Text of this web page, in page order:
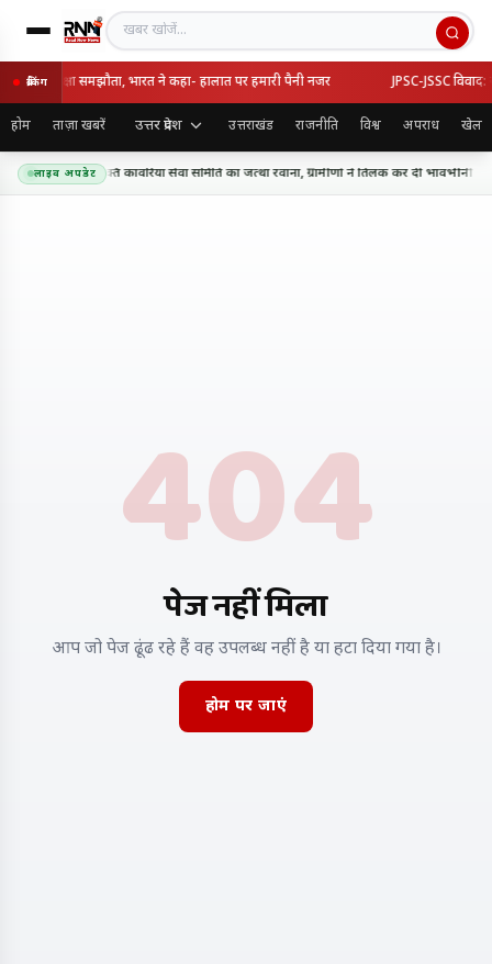
खबर खोजें
ब्रेकिंग
का रक्षा समझौता, भारत ने कहा- हालात पर हमारी पैनी नजर JPSC-JSSC
होम ताज़ा खबरें उत्तर प्रदेश उत्तराखंड राजनीति विश्व अपराध खेल
लाइव अपडेट
धाम के लिए शिव शक्ति कांवरिया सेवा समिति का जत्था रवाना, ग्रामीणों ने तिलक कर दी भावभीनी
404
पेज नहीं मिला
आप जो पेज ढूंढ रहे हैं वह उपलब्ध नहीं है या हटा दिया गया है।
होम पर जाएं